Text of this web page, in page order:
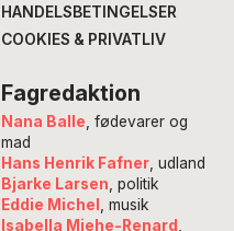
HANDELSBETINGELSER
COOKIES & PRIVATLIV
Fagredaktion
Nana Balle, fødevarer og
mad
Hans Henrik Fafner, udland
Bjarke Larsen, politik
Eddie Michel , musik
Isabella Miehe-Renard ,